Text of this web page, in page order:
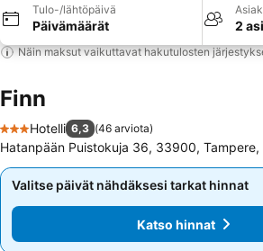
Tulo-/lähtöpäivä
Päivämäärät 2
Näin maksut vaikuttavat hakutulosten
Finn
3 Tähtiluokitus
Hotelli 6,3 (46 arviota)
Hatanpään Puistokuja 36, 33900, Tampere,
Valitse päivät nähdäksesi tarkat hinnat
Katso hinnat
Valitse päivät nähdäksesi tarkat hinnat
Katso hinnat